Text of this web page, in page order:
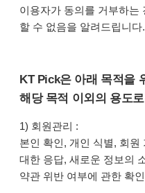
이용자가 동의를 거부하는
할 수 없음을 알려드립니다.
KT Pick은 아래 목적을
해당 목적 이외의 용도
1) 회원관리 :
본인 확인, 개인 식별, 회원
대한 응답, 새로운 정보의
약관 위반 여부에 관한 확인